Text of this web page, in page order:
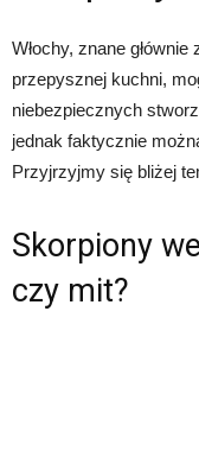
Włochy, znane
przepysznej kuchni,
niebezpiecznych
jednak faktycznie
Przyjrzyjmy się bliżej
Skorpiony
czy mit?